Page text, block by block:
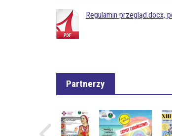
Regulamin przegląd.docx,
Partnerzy